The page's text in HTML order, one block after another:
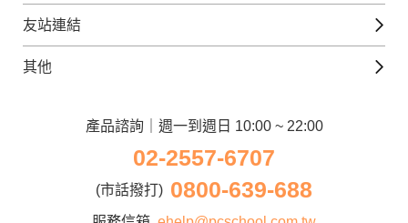
法文課程
兒童日語課程
美日語數位學院
官方Youtube
英語觀光城
日語觀光城
友站連結
iWorld JR
電腦直播教學
巨匠東大日語
其他
產品諮詢｜週一到週日 10:00 ~ 22:00
02-2557-6707
(市話撥打) 0800-639-688